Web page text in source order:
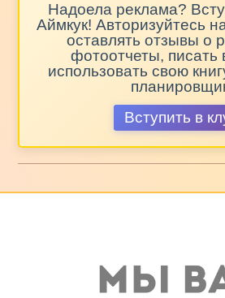
Надоела реклама?
Аймкук! Авторизуйтесь
оставлять отзывы о
фотоотчеты, писать
использовать свою
Вступить в